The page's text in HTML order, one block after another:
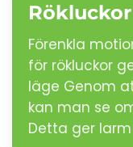
Rökluckor
Förenkla
för rökluckor
läge Genom
kan man se
Detta ger